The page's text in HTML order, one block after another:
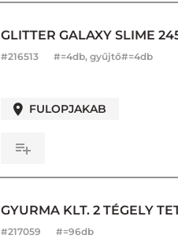
GLITTER GALAXY SLIME
#216513 #=4db, gyűjtő#=4db
FULOPJAKAB
GYURMA KLT. 2 TÉGELY
#217059 #=96db